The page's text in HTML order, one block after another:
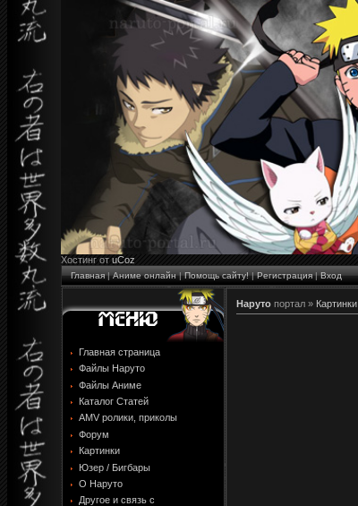
Хостинг от uCoz
Главная|Аниме онлайн|Помощь сайту!|Регистрация|Вход
Главная страница
Файлы Наруто
Файлы Аниме
Каталог Статей
AMV ролики, приколы
Форум
Картинки
Юзер / Бигбары
О Наруто
Другое и связь с
Наруто портал » Картинки